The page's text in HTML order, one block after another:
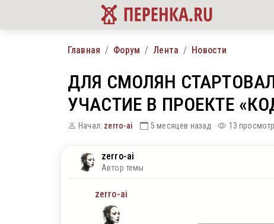
Главная Форум Лента Новости
ДЛЯ СМОЛЯН
УЧАСТИЕ В ПРОЕКТЕ
Начал: zerro-ai 5 месяцев назад 13
zerro-ai
Автор темы
zerro-ai